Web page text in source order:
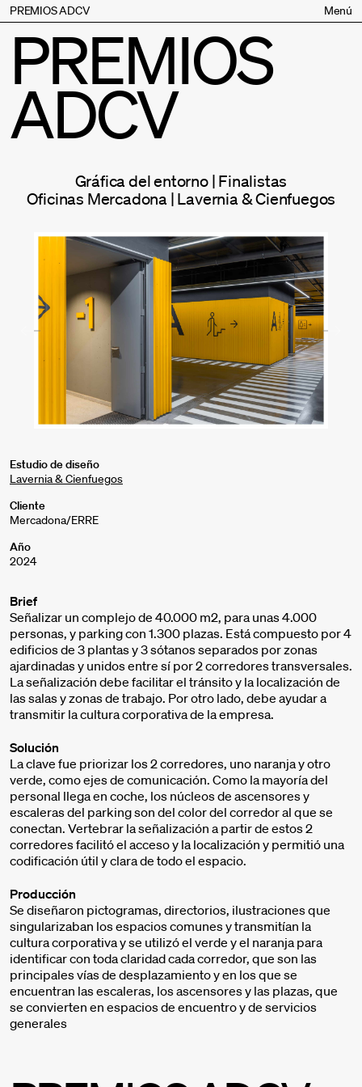
PREMIOS ADCV
Bases
Jurado
Inscripción
Palmarés
Premios especiales
Supporters
Contacto
Menú
PREMIOS
ADCV
Gráfica del entorno | Finalistas
Oficinas Mercadona | Lavernia & Cienfuegos
Estudio de diseño
Lavernia & Cienfuegos
Cliente
Mercadona/ERRE
Año
2024
Brief
Señalizar un complejo de 40.000 m2, para unas 4.000
personas, y parking con 1.300 plazas. Está compuesto por 4
edificios de 3 plantas y 3 sótanos separados por zonas
ajardinadas y unidos entre sí por 2 corredores transversales.
La señalización debe facilitar el tránsito y la localización de
las salas y zonas de trabajo. Por otro lado, debe ayudar a
transmitir la cultura corporativa de la empresa.
Solución
La clave fue priorizar los 2 corredores, uno naranja y otro
verde, como ejes de comunicación. Como la mayoría del
personal llega en coche, los núcleos de ascensores y
escaleras del parking son del color del corredor al que se
conectan. Vertebrar la señalización a partir de estos 2
corredores facilitó el acceso y la localización y permitió una
codificación útil y clara de todo el espacio.
Producción
Se diseñaron pictogramas, directorios, ilustraciones que
singularizaban los espacios comunes y transmitían la
cultura corporativa y se utilizó el verde y el naranja para
identificar con toda claridad cada corredor, que son las
principales vías de desplazamiento y en los que se
encuentran las escaleras, los ascensores y las plazas, que
se convierten en espacios de encuentro y de servicios
generales